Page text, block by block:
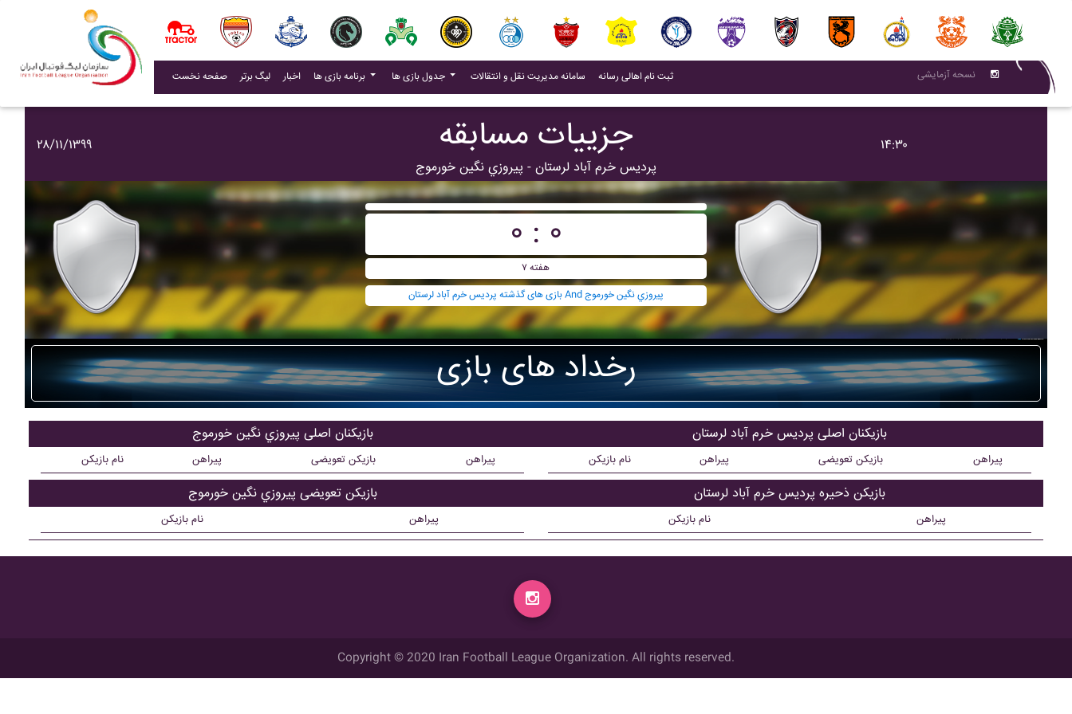
صفحه نخست لیگ برتر اخبار(current) برنامه بازی ها جدول بازی ها سامانه مدیریت نقل و انتقالات (current)
ثبت نام اهالی رسانه(current) نسحه آزمایشی
۲۸/۱۱/۱۳۹۹ جزییات مسابقه
پرديس خرم آباد لرستان - پيروزي نگين خورموج
۱۴:۳۰
۰ : ۰
هفته ۷
بازی های گذشته پرديس خرم آباد لرستان And پيروزي نگين خورموج
رخداد های بازی
بازیکنان اصلی پيروزي نگين خورموج
نام بازیکن پیراهن بازیکن تعویضی پیراهن
بازیکن تعویضی پيروزي نگين خورموج
نام بازیکن پیراهن
بازیکنان اصلی پرديس خرم آباد لرستان
نام بازیکن پیراهن بازیکن تعویضی پیراهن
بازیکن ذحیره پرديس خرم آباد لرستان
نام بازیکن پیراهن
Copyright © 2020 Iran Football League Organization. All rights reserved.